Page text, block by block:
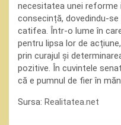
necesitatea unei
consecință, dovedindu-
catifea. Într-o lume în
pentru lipsa lor de
prin curajul și
pozitive. În cuvintele
că e pumnul de fier în
Sursa: Realitatea.net